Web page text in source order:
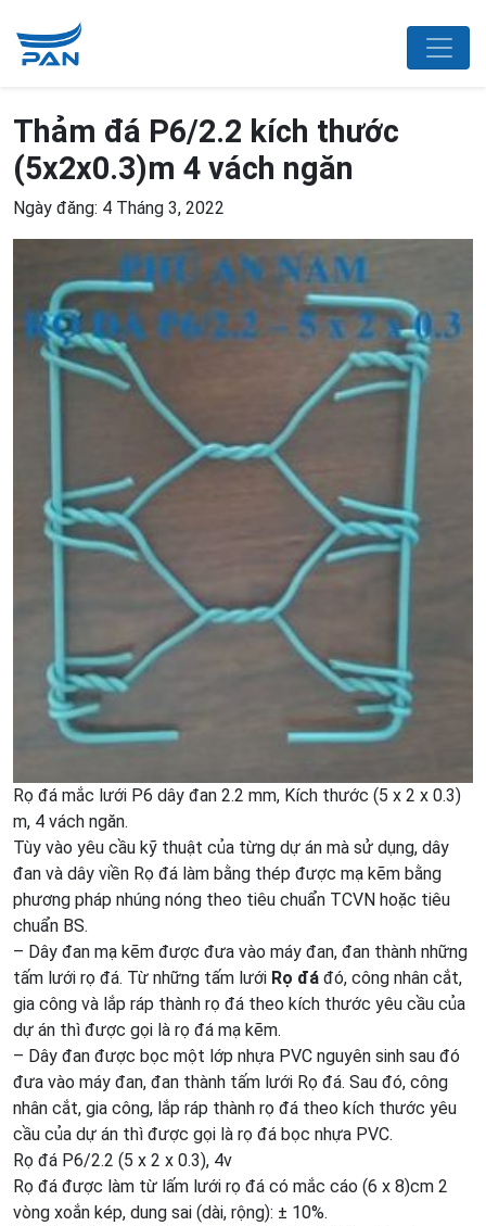
Thảm đá P6/2.2 kích thước
(5x2x0.3)m 4 vách ngăn
Ngày đăng: 4 Tháng 3, 2022
Rọ đá mắc lưới P6 dây đan 2.2 mm, Kích thước (5 x 2 x 0.3)
m, 4 vách ngăn.
Tùy vào yêu cầu kỹ thuật của từng dự án mà sử dụng, dây
đan và dây viền Rọ đá làm bằng thép được mạ kẽm bằng
phương pháp nhúng nóng theo tiêu chuẩn TCVN hoặc tiêu
chuẩn BS.
– Dây đan mạ kẽm được đưa vào máy đan, đan thành những
tấm lưới rọ đá. Từ những tấm lưới Rọ đá đó, công nhân cắt,
gia công và lắp ráp thành rọ đá theo kích thước yêu cầu của
dự án thì được gọi là rọ đá mạ kẽm.
– Dây đan được bọc một lớp nhựa PVC nguyên sinh sau đó
đưa vào máy đan, đan thành tấm lưới Rọ đá. Sau đó, công
nhân cắt, gia công, lắp ráp thành rọ đá theo kích thước yêu
cầu của dự án thì được gọi là rọ đá bọc nhựa PVC.
Rọ đá P6/2.2 (5 x 2 x 0.3), 4v
Rọ đá được làm từ lấm lưới rọ đá có mắc cáo (6 x 8)cm 2
vòng xoắn kép, dung sai (dài, rộng): ± 10%.